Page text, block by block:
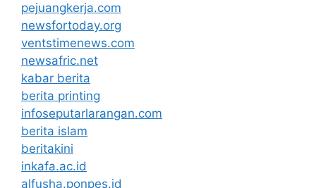
pejuangkerja.com
newsfortoday.org
ventstimenews.com
newsafric.net
kabar berita
berita printing
infoseputarlarangan.com
berita islam
beritakini
inkafa.ac.id
alfusha.ponpes.id